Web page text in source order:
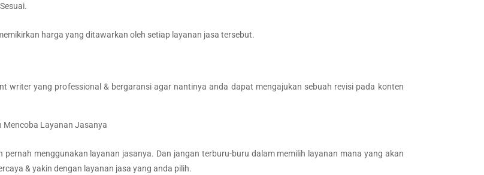
harga yang ditawarkan oleh setiap layanan jasa tersebut.
writer yang professional & bergaransi agar nantinya anda dapat mengajukan sebuah revisi pada konten
Mencoba Layanan Jasanya
menggunakan layanan jasanya. Dan jangan terburu-buru dalam memilih layanan mana yang akan
& yakin dengan layanan jasa yang anda pilih.